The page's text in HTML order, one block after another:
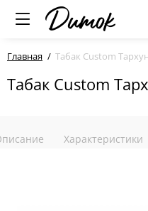
Главная Табак Custom
Табак Custom
Характеристики